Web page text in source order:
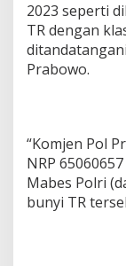
2023 seperti
TR dengan
Prabowo.
“Komjen Pol
NRP
Mabes Polri
bunyi TR